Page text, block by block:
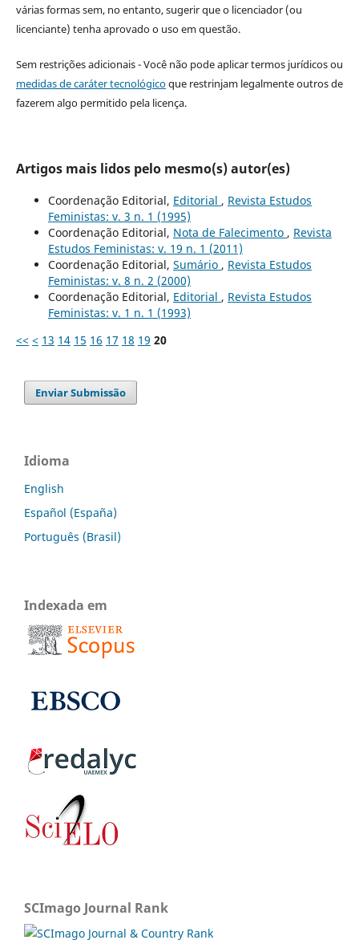
várias formas sem, no entanto, sugerir que o licenciador (ou
licenciante) tenha aprovado o uso em questão.
Sem restrições adicionais - Você não pode aplicar termos jurídicos ou
medidas de caráter tecnológicoque restrinjam legalmente outros de
fazerem algo permitido pela licença.
Artigos mais lidos pelo mesmo(s) autor(es)
Coordenação Editorial, Editorial , Revista Estudos
Feministas: v. 3 n. 1 (1995)
Coordenação Editorial, Nota de Falecimento , Revista
Estudos Feministas: v. 19 n. 1 (2011)
Coordenação Editorial, Sumário , Revista Estudos
Feministas: v. 8 n. 2 (2000)
Coordenação Editorial, Editorial , Revista Estudos
Feministas: v. 1 n. 1 (1993)
<< < 13 14 15 16 17 18 19 20
Enviar Submissão
Idioma
English
Español (España)
Português (Brasil)
Indexada em
SCImago Journal Rank